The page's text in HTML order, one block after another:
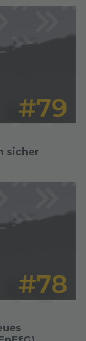
sicher